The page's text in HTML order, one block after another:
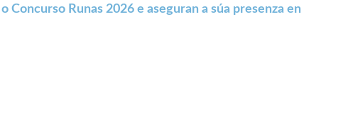
Concurso Runas 2026 e aseguran a súa presenza en